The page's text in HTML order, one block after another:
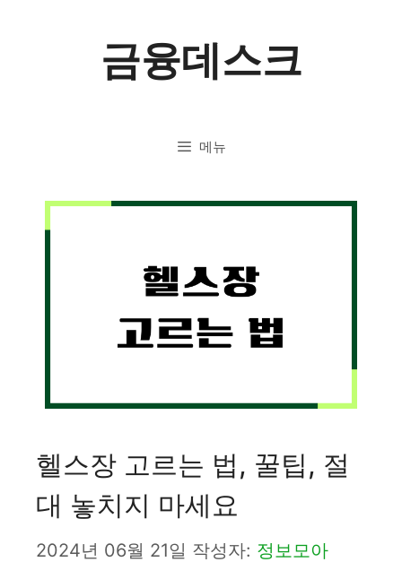
금융데스크
메뉴
헬스장 고르는 법, 꿀팁, 절
대 놓치지 마세요
2024년 06월 21일 작성자: 정보모아